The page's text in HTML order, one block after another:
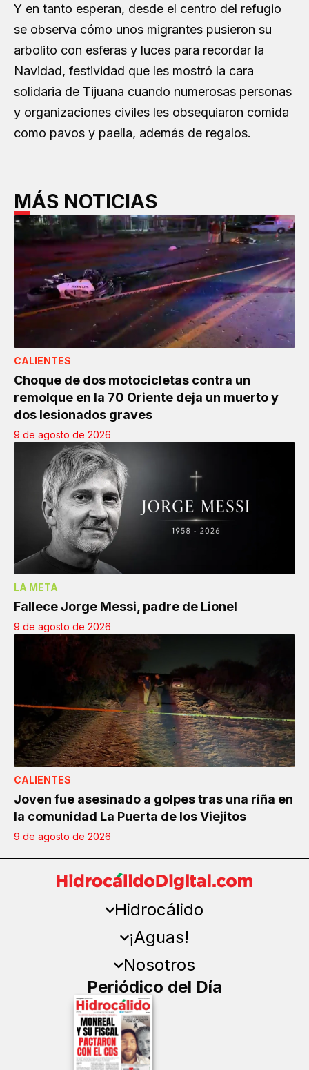
Y en tanto esperan, desde el centro del refugio
se observa cómo unos migrantes pusieron su
arbolito con esferas y luces para recordar la
Navidad, festividad que les mostró la cara
solidaria de Tijuana cuando numerosas personas
y organizaciones civiles les obsequiaron comida
como pavos y paella, además de regalos.
MÁS NOTICIAS
CALIENTES
Choque de dos motocicletas contra un
remolque en la 70 Oriente deja un muerto y
dos lesionados graves
9 de agosto de 2026
LA META
Fallece Jorge Messi, padre de Lionel
9 de agosto de 2026
CALIENTES
Joven fue asesinado a golpes tras una riña en
la comunidad La Puerta de los Viejitos
9 de agosto de 2026
Hidrocálido
¡Aguas!
Nosotros
Periódico del Día